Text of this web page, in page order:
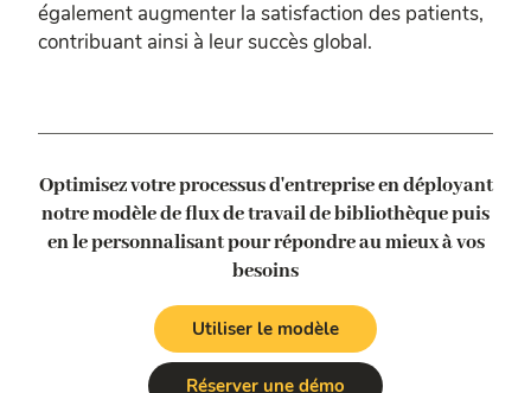
également augmenter la satisfaction des patients,
contribuant ainsi à leur succès global.
Optimisez votre processus d'entreprise en déployant
notre modèle de flux de travail de bibliothèquepuis
en le personnalisant pour répondre au mieux à vos
besoins
Utiliser le modèle
Réserver une démo